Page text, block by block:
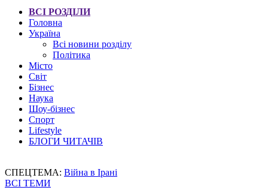
ВСІ РОЗДІЛИ
Головна
Україна
Всі новини розділу
Політика
Місто
Світ
Бізнес
Наука
Шоу-бізнес
Спорт
Lifestyle
БЛОГИ ЧИТАЧІВ
СПЕЦТЕМА: Війна в Ірані
ВСІ ТЕМИ